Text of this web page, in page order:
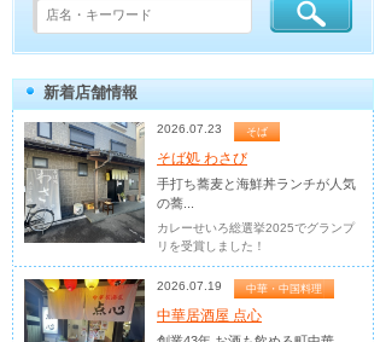
新着店舗情報
2026.07.23 そば
そば処 わさび
手打ち蕎麦と海鮮丼ランチが人気
の蕎...
カレーせいろ総選挙2025でグランプ
リを受賞しました！
2026.07.19 中華・中国料理
中華居酒屋 点心